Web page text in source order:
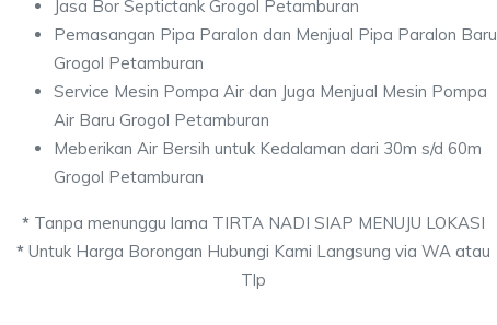
Jasa Bor Septictank Grogol Petamburan
Pemasangan Pipa Paralon dan Menjual Pipa Paralon Baru
Grogol Petamburan
Service Mesin Pompa Air dan Juga Menjual Mesin Pompa
Air Baru Grogol Petamburan
Meberikan Air Bersih untuk Kedalaman dari 30m s/d 60m
Grogol Petamburan
* Tanpa menunggu lama TIRTA NADI SIAP MENUJU LOKASI
* Untuk Harga Borongan Hubungi Kami Langsung via WA atau
Tlp